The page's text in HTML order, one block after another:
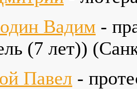
Вадим -
(7 лет))
Павел -